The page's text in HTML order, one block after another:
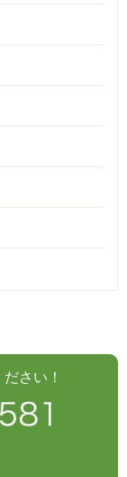
さい！